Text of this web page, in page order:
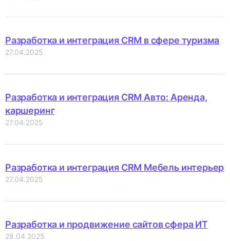
Разработка и интеграция CRM в сфере туризма
27.04.2025
Разработка и интеграция CRM Авто: Аренда,
каршеринг
27.04.2025
Разработка и интеграция CRM Мебель интерьер
27.04.2025
Разработка и продвижение сайтов сфера ИТ
28.04.2025